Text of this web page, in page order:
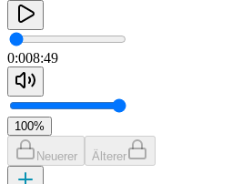
0:008:49
100%
Neuerer Älterer